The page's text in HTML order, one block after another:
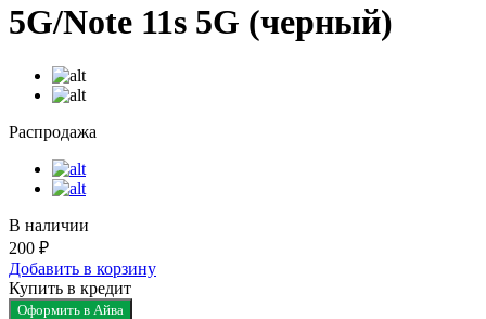
5G/Note 11s 5G (черный)
Распродажа
В наличии
200 ₽
Добавить в корзину
Купить в кредит
Оформить в Айва